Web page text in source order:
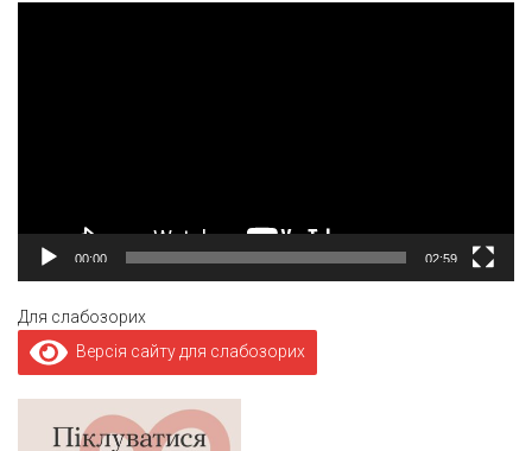
00:00 02:59
Для слабозорих
Версія сайту для слабозорих